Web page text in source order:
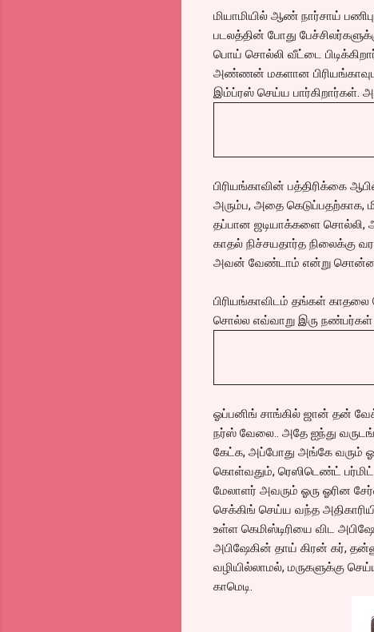
மியாமியில் ஆண் நார்சாய்
படலத்தின் போது
பொய் சொல்லி வீட்டை
அண்ணன் மகளான
இம்ப்ரஸ் செய்ய பார்கிறார்கள்.
பிரியங்காவின் பத்திரிக்கை
அரும்ப, அதை கெடுப்பதற்காக,
தப்பான ஜடியாக்களை சொல்லி,
காதல் நிச்சயதார்த நிலைக்கு
அவன் வேண்டாம் என்று
பிரியங்காவிடம் தங்கள்
சொல்ல எவ்வாறு இரு
ஓப்பனிங் சாங்கில் ஜான் தன்
நர்ஸ் வேலை.. அதே ஐந்து
கேட்க, அப்போது அங்கே வரும்
கொள்வதும், ரெஸிடெண்ட் பர்மிட்
மேலாளர் அவரும் ஓரு ஓரின
செக்கிங் செய்ய வந்த
உள்ள கெமிஸ்டிரியை விட
அபிஷேகின் தாய் கிரன் கர்,
வழியில்லாமல், மருகளுக்கு
காமெடி.